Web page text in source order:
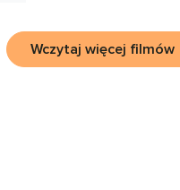
Wczytaj więcej filmów